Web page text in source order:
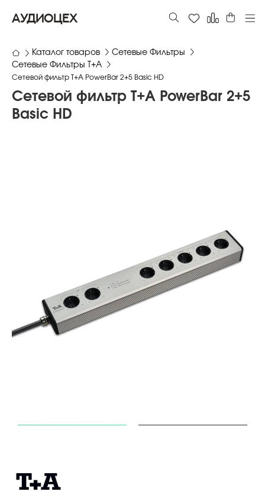
АУДИОЦЕХ
Каталог товаров
Сетевые Фильтры
Сетевые Фильтры T+A
Сетевой фильтр T+A PowerBar 2+5 Basic HD
Сетевой фильтр T+A PowerBar 2+5
Basic HD